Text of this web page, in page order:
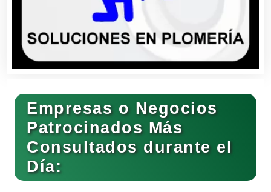
Banquetes
Bares y Cantinas
Basculas
Bebidas
Empresas o Negocios
Patrocinados Más
Consultados durante el
Día: